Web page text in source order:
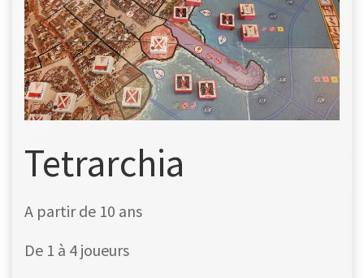
Tetrarchia
A partir de 10 ans
De 1 à 4 joueurs